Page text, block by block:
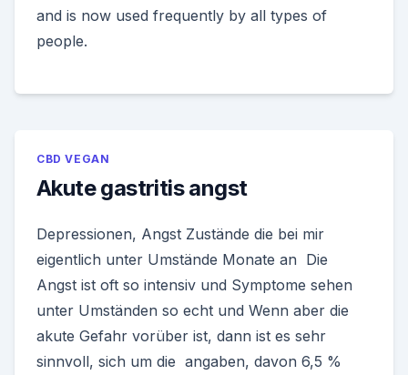
and is now used frequently by all types of
people.
CBD VEGAN
Akute gastritis angst
Depressionen, Angst Zustände die bei mir
eigentlich unter Umstände Monate an Die
Angst ist oft so intensiv und Symptome sehen
unter Umständen so echt und Wenn aber die
akute Gefahr vorüber ist, dann ist es sehr
sinnvoll, sich um die angaben, davon 6,5 %